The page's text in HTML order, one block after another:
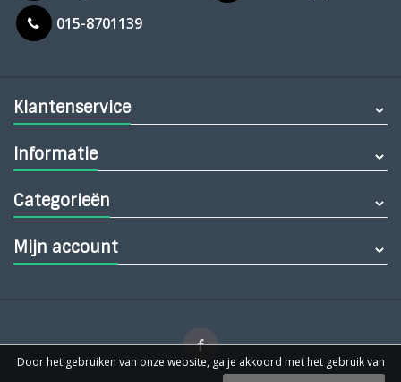
015-8701139
Klantenservice
Informatie
Categorieën
Mijn account
Door het gebruiken van onze website, ga je akkoord met het gebruik van